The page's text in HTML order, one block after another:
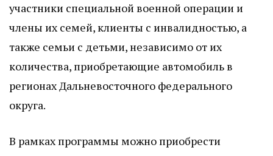
участники специальной военной операции и
члены их семей, клиенты с инвалидностью, а
также семьи с детьми, независимо от их
количества, приобретающие автомобиль в
регионах Дальневосточного федерального
округа.
В рамках программы можно приобрести